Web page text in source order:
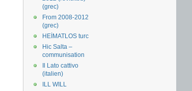
(grec)
From 2008-2012
(grec)
HEİMATLOS turc
Hic Salta –
communisation
Il Lato cattivo
(italien)
ILL WILL